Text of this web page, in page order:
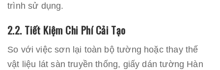
trình sử dụng.
2.2. Tiết Kiệm Chi Phí Cải Tạo
So với việc sơn lại toàn bộ tường hoặc thay thế
vật liệu lát sàn truyền thống, giấy dán tường Hàn